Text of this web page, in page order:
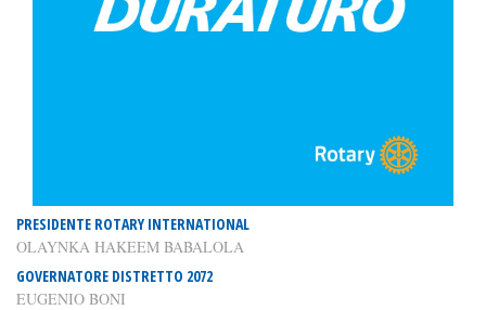
PRESIDENTE ROTARY INTERNATIONAL
OLAYNKA HAKEEM BABALOLA
GOVERNATORE DISTRETTO 2072
EUGENIO BONI